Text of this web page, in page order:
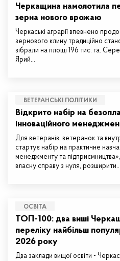
Черкащина намолотила
зерна нового врожаю
Черкаські аграрії впевнено
зернового клину традиційно
зібрали на площі 196 тис. га.
Ярий…
ВЕТЕРАНСЬКІ ПОЛІТИКИ
Відкрито набір на
інноваційного
Для ветеранів, ветеранок та
стартує набір на практичне
менеджменту та
власну справу з нуля, розширити…
ОСВІТА
ТОП-100: два виші
переліку найбільш
2026 року
Два заклади вищої освіти -